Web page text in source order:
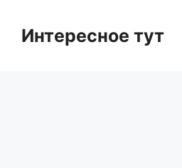
contentИнтересное тут